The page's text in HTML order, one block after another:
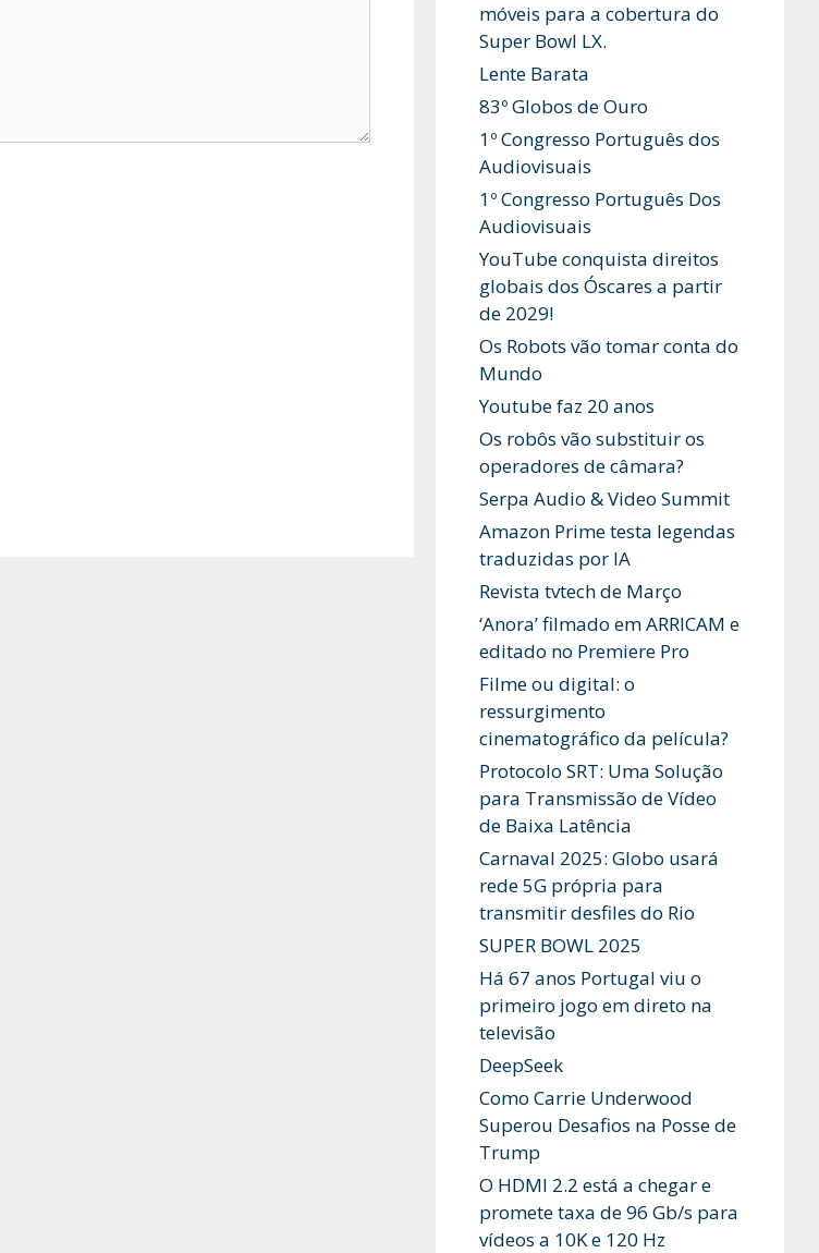
móveis para a cobertura do
Super Bowl LX.
Lente Barata
83º Globos de Ouro
1º Congresso Português dos
Audiovisuais
1º Congresso Português Dos
Audiovisuais
YouTube conquista direitos
globais dos Óscares a partir
de 2029!
Os Robots vão tomar conta do
Mundo
Youtube faz 20 anos
Os robôs vão substituir os
operadores de câmara?
Serpa Audio & Video Summit
Amazon Prime testa legendas
traduzidas por IA
Revista tvtech de Março
‘Anora’ filmado em ARRICAM e
editado no Premiere Pro
Filme ou digital: o
ressurgimento
cinematográfico da película?
Protocolo SRT: Uma Solução
para Transmissão de Vídeo
de Baixa Latência
Carnaval 2025: Globo usará
rede 5G própria para
transmitir desfiles do Rio
SUPER BOWL 2025
Há 67 anos Portugal viu o
primeiro jogo em direto na
televisão
DeepSeek
Como Carrie Underwood
Superou Desafios na Posse de
Trump
O HDMI 2.2 está a chegar e
promete taxa de 96 Gb/s para
vídeos a 10K e 120 Hz